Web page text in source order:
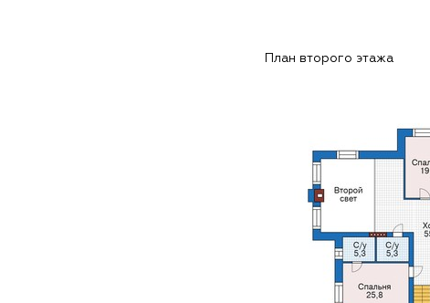
План второго этажа